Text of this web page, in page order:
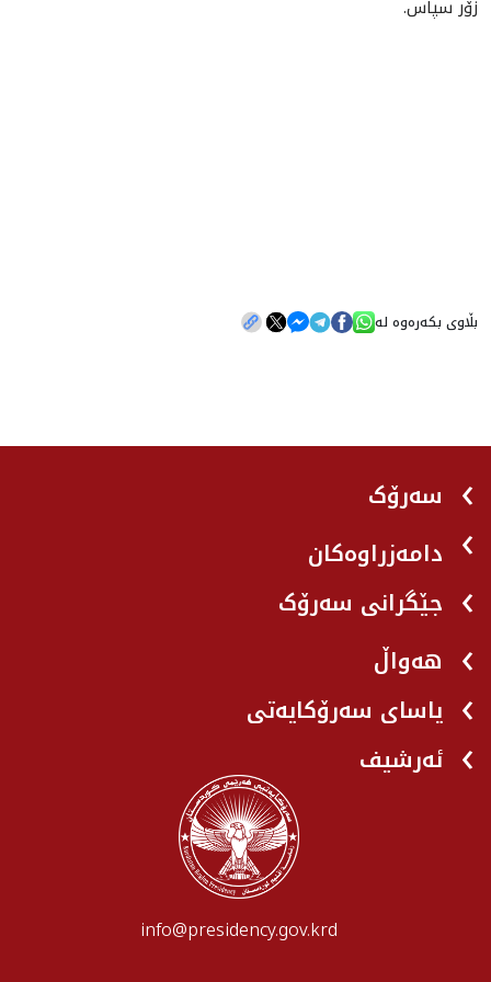
زۆر سپاس.
بڵاوی بکەرەوە لە
سەرۆک
دامەزراوەکان
جێگرانی سه‌رۆک
هه‌واڵ
یاسای سەرۆکایەتی
ئەرشیف
info@presidency.gov.krd